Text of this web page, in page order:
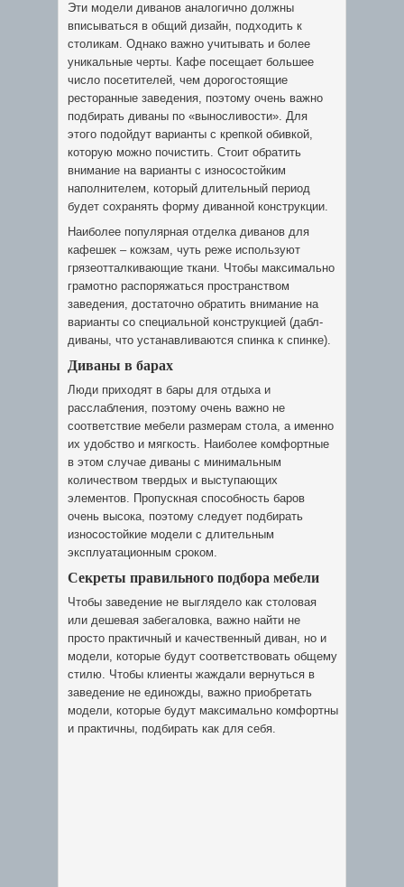
Эти модели диванов аналогично должны
вписываться в общий дизайн, подходить к
столикам. Однако важно учитывать и более
уникальные черты. Кафе посещает большее
число посетителей, чем дорогостоящие
ресторанные заведения, поэтому очень важно
подбирать диваны по «выносливости». Для
этого подойдут варианты с крепкой обивкой,
которую можно почистить. Стоит обратить
внимание на варианты с износостойким
наполнителем, который длительный период
будет сохранять форму диванной конструкции.
Наиболее популярная отделка диванов для
кафешек – кожзам, чуть реже используют
грязеотталкивающие ткани. Чтобы максимально
грамотно распоряжаться пространством
заведения, достаточно обратить внимание на
варианты со специальной конструкцией (дабл-
диваны, что устанавливаются спинка к спинке).
Диваны в барах
Люди приходят в бары для отдыха и
расслабления, поэтому очень важно не
соответствие мебели размерам стола, а именно
их удобство и мягкость. Наиболее комфортные
в этом случае диваны с минимальным
количеством твердых и выступающих
элементов. Пропускная способность баров
очень высока, поэтому следует подбирать
износостойкие модели с длительным
эксплуатационным сроком.
Секреты правильного подбора мебели
Чтобы заведение не выглядело как столовая
или дешевая забегаловка, важно найти не
просто практичный и качественный диван, но и
модели, которые будут соответствовать общему
стилю. Чтобы клиенты жаждали вернуться в
заведение не единожды, важно приобретать
модели, которые будут максимально комфортны
и практичны, подбирать как для себя.